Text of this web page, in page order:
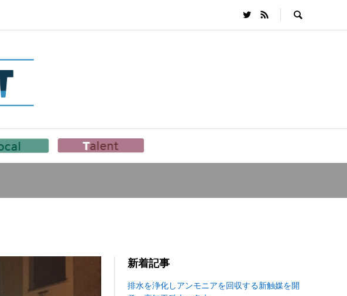
新着記事
排水を浄化しアンモニアを回収する新触媒を開